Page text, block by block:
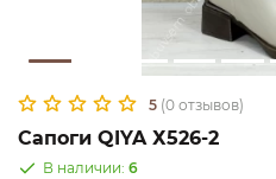
5 (0 отзывов)
Сапоги QIYA Х526-2
В наличии: 6